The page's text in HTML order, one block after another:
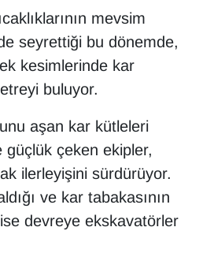
mevsim
seyrettiği bu dönemde,
kesimlerinde kar
buluyor.
aşan kar kütleleri
güçlük çeken ekipler,
ilerleyişini sürdürüyor.
ve kar tabakasının
devreye ekskavatörler